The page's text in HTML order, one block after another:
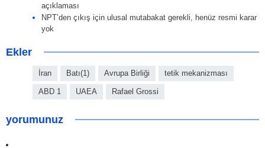
açıklaması
NPT’den çıkış için ulusal mutabakat gerekli, henüz resmi karar
yok
Ekler
İran Batı(1) Avrupa Birliği tetik mekanizması
ABD 1 UAEA Rafael Grossi
yorumunuz